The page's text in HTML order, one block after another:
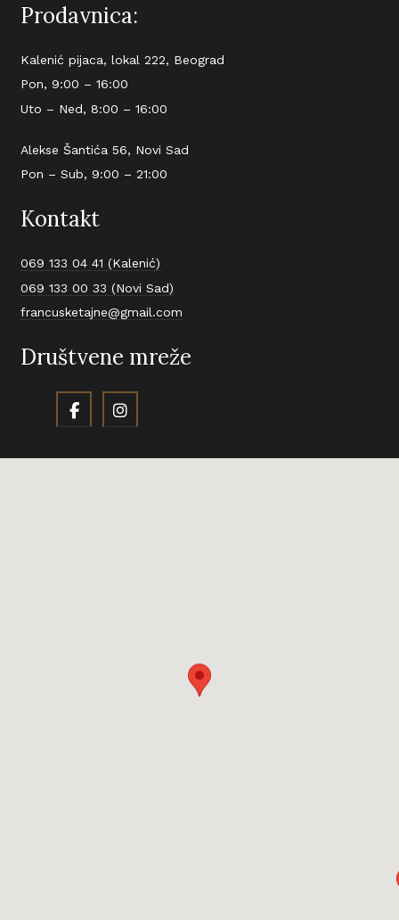
Prodavnica:
Kalenić pijaca, lokal 222, Beograd
Pon, 9:00 – 16:00
Uto – Ned, 8:00 – 16:00
Alekse Šantića 56, Novi Sad
Pon – Sub, 9:00 – 21:00
Kontakt
069 133 04 41 (Kalenić)
069 133 00 33 (Novi Sad)
francusketajne@gmail.com
Društvene mreže